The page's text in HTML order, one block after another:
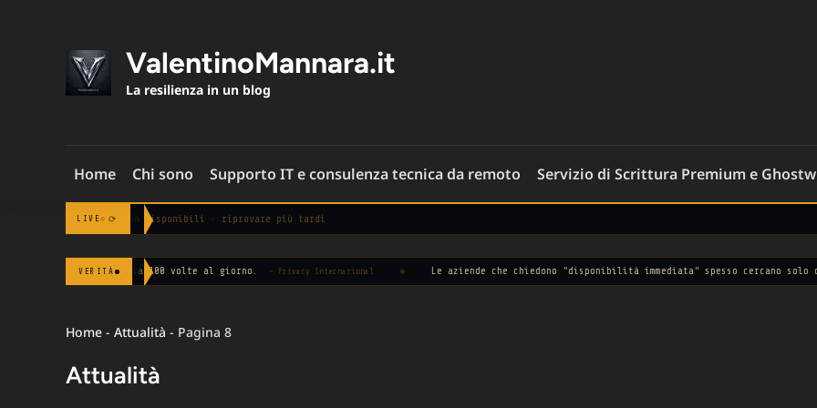
ValentinoMannara.it
La resilienza in un blog
Home Chi sono Supporto IT e consulenza tecnica da remoto Servizio di Scrittura Premium e
LIVE ⟳
Notizie non disponibili · riprovare più tardi
VERITÀ
in media 100 volte al giorno. — Privacy International ◆ Le aziende che chiedono "disponibilità immediata" spesso cercano solo disperazione.
Home - Attualità - Pagina 8
Attualità